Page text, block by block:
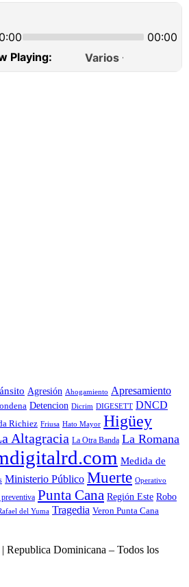
Agresión Ahogamiento Apresamiento
Detencion Dicrim DIGESETT DNCD
Richiez Friusa Hato Mayor Higüey
Altagracia La Otra Banda La Romana
Medida de
Ministerio Público Muerte Operativo
Punta Cana Región Este Robo
del Yuma Tragedia Veron Punta Cana
Dominicana – Todos los